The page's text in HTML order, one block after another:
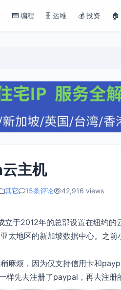
⌨️ 编程 🗄️ 运维 💰 投资 🏠
主机
其它 15条评论 42,916 views
于2012年的总部设置在纽约的
太地区的新加坡数据中心。之
麻烦，因为仅支持信用卡和
样先去注册了paypal，再去注册